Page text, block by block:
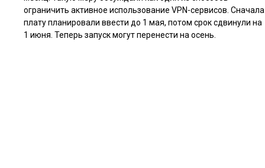
ограничить активное использование VPN-сервисов. Сначала
плату планировали ввести до 1 мая, потом срок сдвинули на
1 июня. Теперь запуск могут перенести на осень.